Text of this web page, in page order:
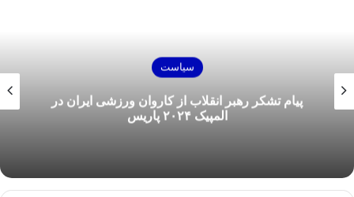
سیاست
پیام تشکر رهبر انقلاب از کاروان ورزشی ایران در
المپیک ۲۰۲۴ پاریس